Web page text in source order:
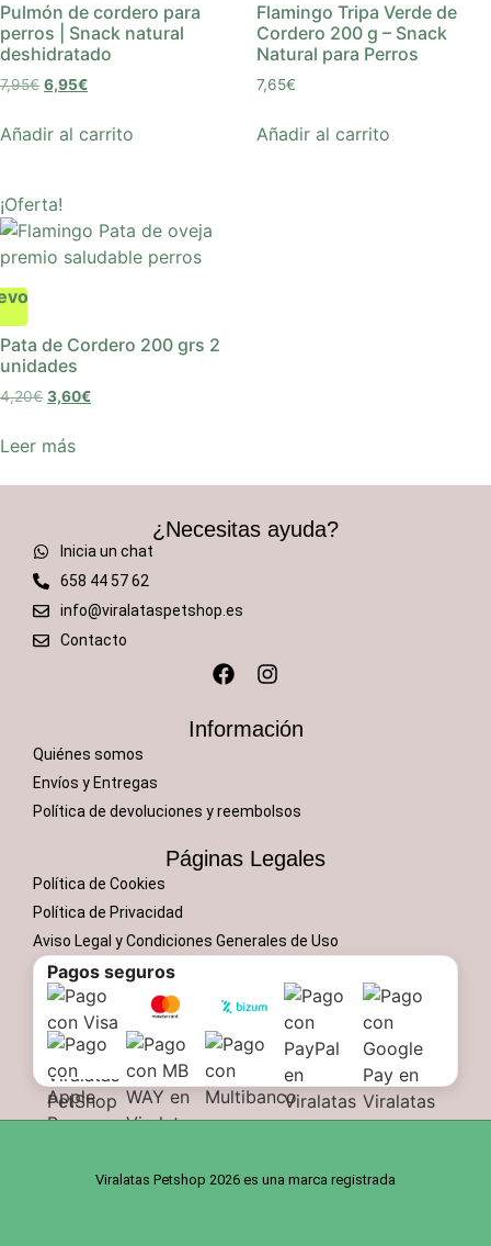
Pulmón de cordero para
perros | Snack natural
deshidratado
7,95€ 6,95€
Añadir al carrito
Flamingo Tripa Verde de
Cordero 200 g – Snack
Natural para Perros
7,65€
Añadir al carrito
¡Oferta!
Pata de Cordero 200 grs 2
unidades
4,20€ 3,60€
Leer más
¿Necesitas ayuda?
Inicia un chat
658 44 57 62
info@viralataspetshop.es
Contacto
Información
Quiénes somos
Envíos y Entregas
Política de devoluciones y reembolsos
Páginas Legales
Política de Cookies
Política de Privacidad
Aviso Legal y Condiciones Generales de Uso
Pagos seguros
Viralatas Petshop 2026 es una marca registrada